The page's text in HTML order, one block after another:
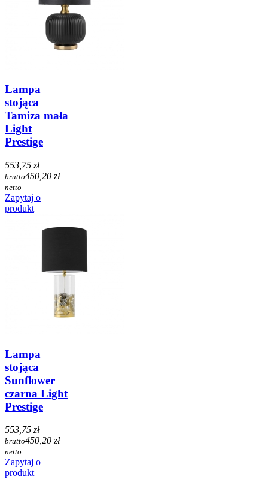
Lampa
stojąca
Tamiza mała
Light
Prestige
553,75 zł
brutto450,20 zł
netto
Zapytaj o
produkt
Lampa
stojąca
Sunflower
czarna Light
Prestige
553,75 zł
brutto450,20 zł
netto
Zapytaj o
produkt